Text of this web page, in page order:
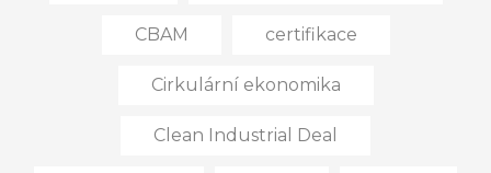
CBAM certifikace
Cirkulární ekonomika
Clean Industrial Deal